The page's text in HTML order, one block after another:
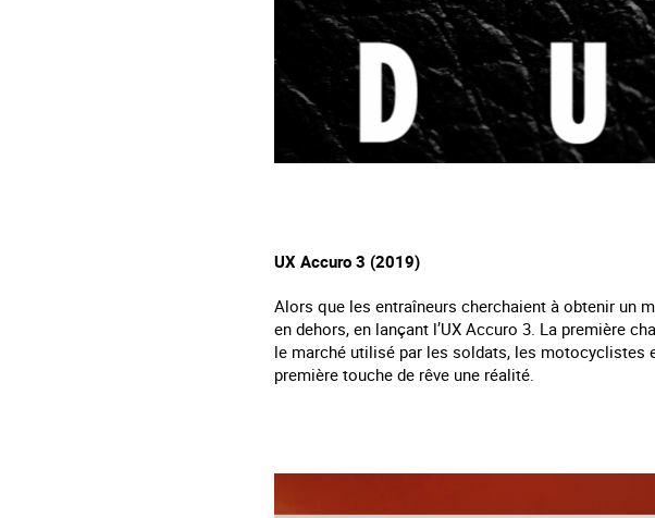
UX Accuro 3 (2019)
Alors que les entraîneurs cherchaient à obtenir un
en dehors, en lançant l’UX Accuro 3. La première
le marché utilisé par les soldats, les motocyclistes
première touche de rêve une réalité.